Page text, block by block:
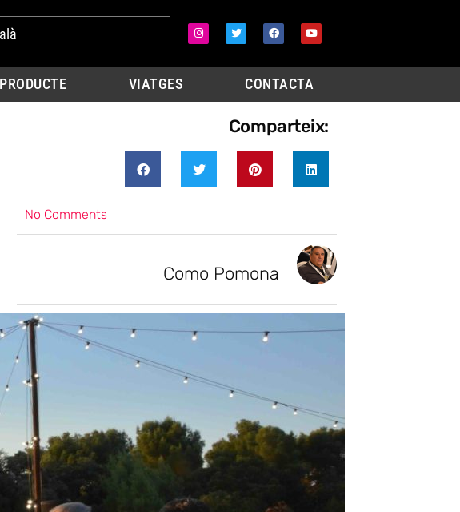
PRODUCTE VIATGES CONTACTA
Comparteix:
No Comments
Como Pomona